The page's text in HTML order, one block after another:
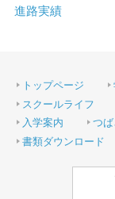
進路実績
トップページ
スクールライフ
入学案内
つ
書類ダウンロード